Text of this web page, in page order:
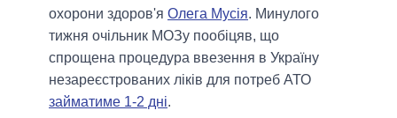
охорони здоров'я Олега Мусія. Минулого
тижня очільник МОЗу пообіцяв, що
спрощена процедура ввезення в Україну
незареєстрованих ліків для потреб АТО
займатиме 1-2 дні.